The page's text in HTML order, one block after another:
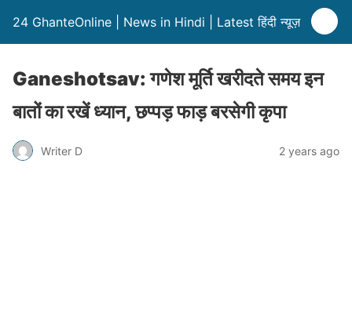
24 GhanteOnline | News in Hindi | Latest हिंदी न्यूज़
Ganeshotsav: गणेश मूर्ति खरीदते समय इन
बातों का रखें ध्यान, छप्पड़ फाड़ बरसेगी कृपा
Writer D 2 years ago